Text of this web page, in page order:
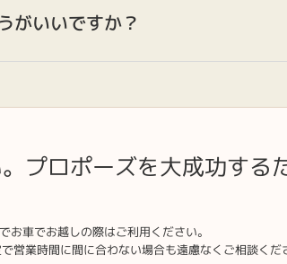
がいいですか？
る暇が少ないと思います。平日の仕事帰りに立
、出来れば来店ご予約を入れているほうが特典
プロポーズを大成功する
車でお越しの際はご利用ください。
業時間に間に合わない場合も遠慮なくご相談くだ